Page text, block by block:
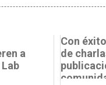
a
Con
de